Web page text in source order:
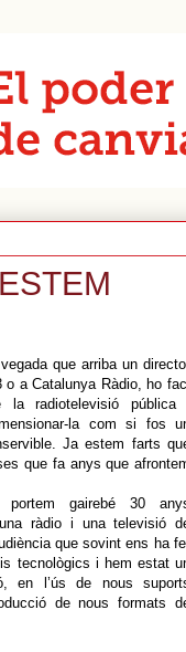
que arriba un
a Catalunya Ràdio, ho
la radiotelevisió pública
la com si fos
Ja estem farts
que fa anys que
portem gairebé 30
ràdio i una televisió
que sovint ens ha
tecnològics i hem estat
en l’ús de nous
de nous formats